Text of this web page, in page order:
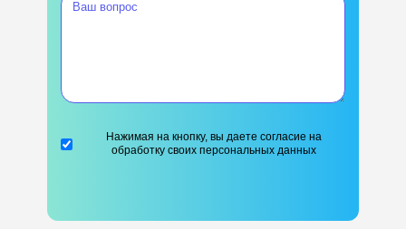
Нажимая на кнопку, вы даете согласие на
обработку своих персональных данных